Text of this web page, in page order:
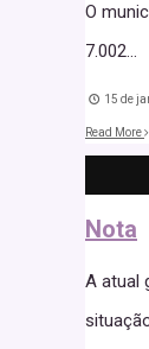
O
7.002...
15 de
Read More
Nota
A atual